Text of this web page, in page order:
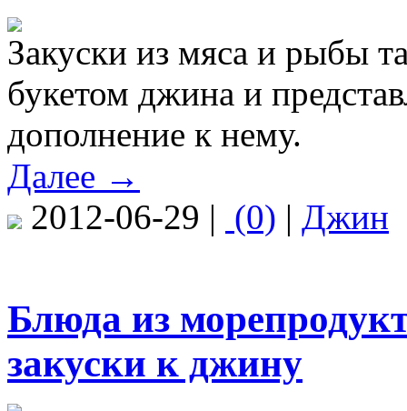
Закуски из мяса и рыбы
букетом джина и
дополнение к нему.
Далее →
2012-06-29 | (0) | Джин
Блюда из
закуски к джину